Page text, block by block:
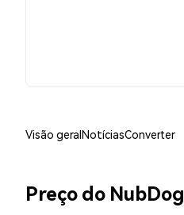
Visão geralNotíciasConverter
Preço do